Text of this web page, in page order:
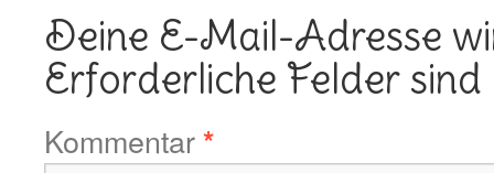
Deine E-Mail-Adresse
Erforderliche Felder
Kommentar*